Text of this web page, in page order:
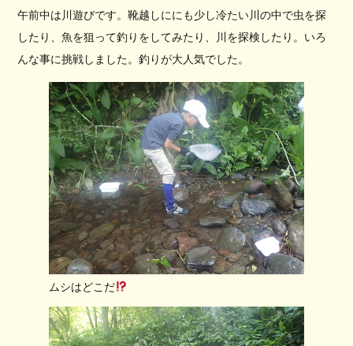
午前中は川遊びです。靴越しににも少し冷たい川の中で虫を探
したり、魚を狙って釣りをしてみたり、川を探検したり。いろ
んな事に挑戦しました。釣りが大人気でした。
ムシはどこだ